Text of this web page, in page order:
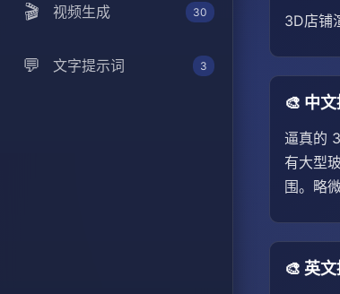
🎬 视频生成 30
💬 文字提示词 3
3D店铺
🎨 中
逼真的
有大型
围。略
🎨 英